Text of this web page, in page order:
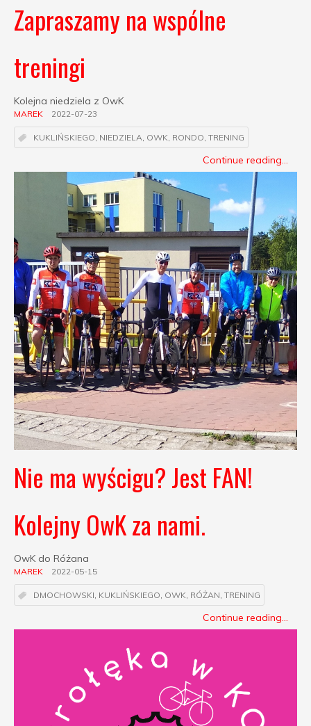
Zapraszamy na wspólne
treningi
Kolejna niedziela z OwK
MAREK 2022-07-23
KUKLIŃSKIEGO, NIEDZIELA, OWK, RONDO, TRENING
Continue reading...
Nie ma wyścigu? Jest FAN!
Kolejny OwK za nami.
OwK do Różana
MAREK 2022-05-15
DMOCHOWSKI, KUKLIŃSKIEGO, OWK, RÓŻAN, TRENING
Continue reading...